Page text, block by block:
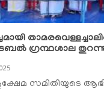
ഗ്രന്ഥശാല
സമിതിയുടെ